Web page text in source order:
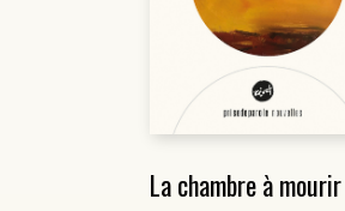
La chambre à mourir